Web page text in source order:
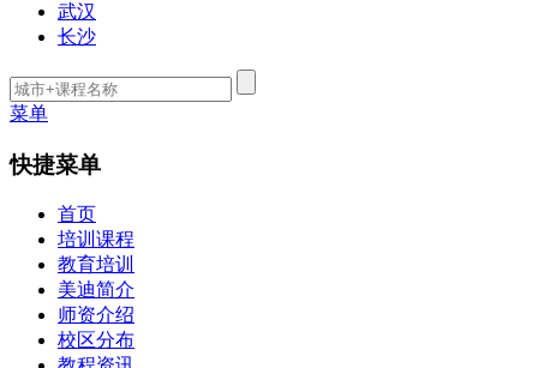
武汉
长沙
菜单
快捷菜单
首页
培训课程
教育培训
美迪简介
师资介绍
校区分布